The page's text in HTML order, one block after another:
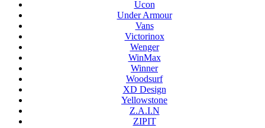
Ucon
Under Armour
Vans
Victorinox
Wenger
WinMax
Winner
Woodsurf
XD Design
Yellowstone
Z.A.I.N
ZIPIT